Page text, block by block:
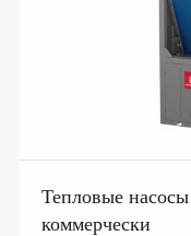
Тепловые
коммерчески